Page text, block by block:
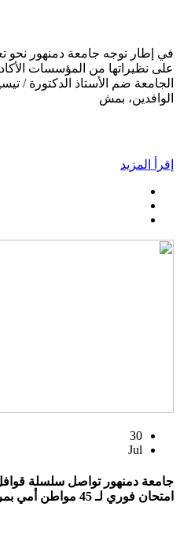
في إطار توجه جامعة دمنهور نحو
على نظيراتها من المؤسسات
الجامعة ضم الأستاذ الدكتورة /
الوافدين، بمش
إقرأ المزيد
30
Jul
جامعة دمنهور تواصل سلسلة
امتحان فوري لـ 45 مواطن أمي بمركز الأبعادية ب